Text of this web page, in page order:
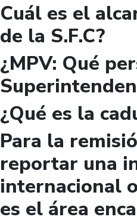
Cuál es el
de la S.F.C?
¿MPV: Qué
¿Qué es la
Para la
reportar una
internacional
es el área